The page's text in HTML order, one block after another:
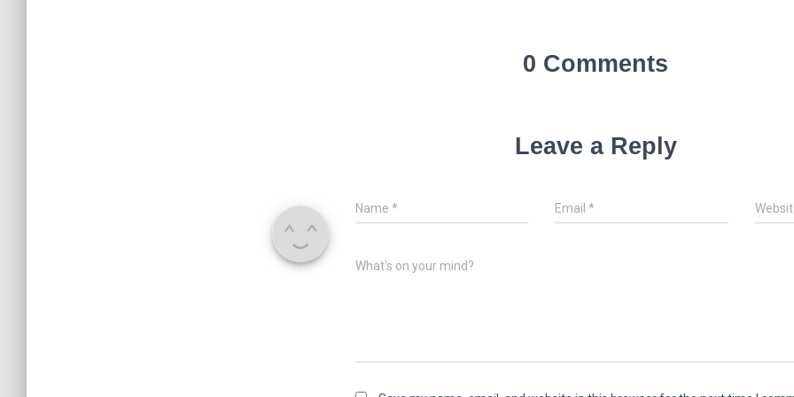
0 Comments
Leave a Reply
Name * Email*
What's on your mind?